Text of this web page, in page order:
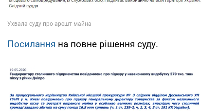
Посилання на повне рішення суду.